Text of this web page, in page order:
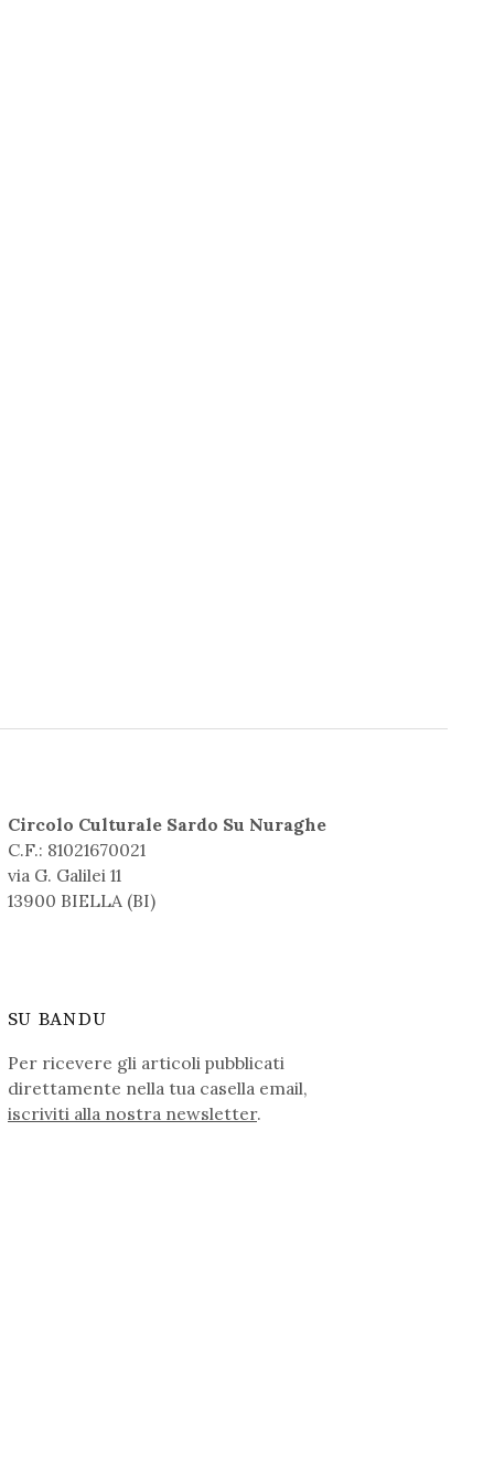
Circolo Culturale Sardo Su Nuraghe
C.F.: 81021670021
via G. Galilei 11
13900 BIELLA (BI)
SU BANDU
Per ricevere gli articoli pubblicati
direttamente nella tua casella email,
iscriviti alla nostra newsletter.